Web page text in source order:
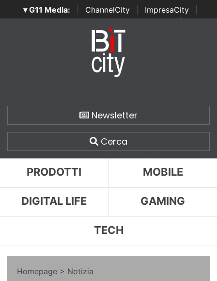
▾ G11 Media: ChannelCity ImpresaCity
SecurityOpenLab | Italian Channel Awards | Italian
Italian Security Awards
Newsletter
Cerca
PRODOTTI MOBILE
DIGITAL LIFE GAMING
TECH
Homepage > Notizia